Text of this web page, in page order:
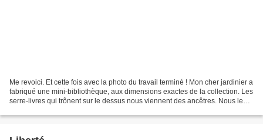
Me revoici. Et cette fois avec la photo du travail terminé ! Mon cher jardinier a
fabriqué une mini-bibliothèque, aux dimensions exactes de la collection. Les
serre-livres qui trônent sur le dessus nous viennent des ancêtres. Nous le